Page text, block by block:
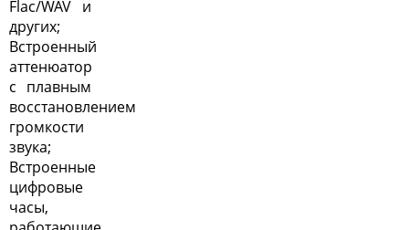
Flac/WAV и
других;
Встроенный
аттенюатор
с плавным
восстановлением
громкости
звука;
Встроенные
цифровые
часы,